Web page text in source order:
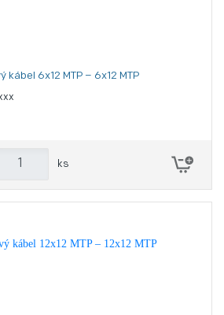
6x12 MTP – 6x12 MTP
ks